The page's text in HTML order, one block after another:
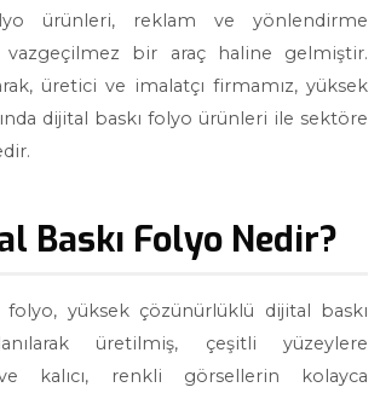
ürünleri, reklam ve yönlendirme
vazgeçilmez bir araç haline gelmiştir.
üretici ve imalatçı firmamız, yüksek
dijital baskı folyo ürünleri ile sektöre
Baskı Folyo Nedir?
yüksek çözünürlüklü dijital baskı
üretilmiş, çeşitli yüzeylere
kalıcı, renkli görsellerin kolayca